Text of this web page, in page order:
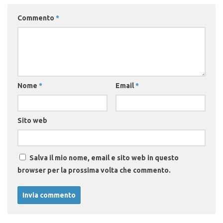
Commento *
Nome * Email*
Sito web
Salva il mio nome, email e sito web in questo
browser per la prossima volta che commento.